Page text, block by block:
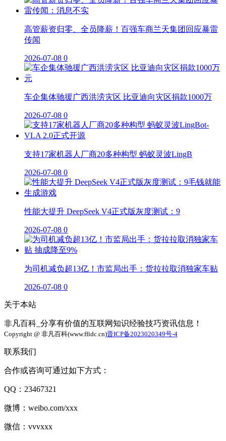
高管薪资归零、全员降薪！百强车商兰天集团回应暴雷
传闻
2026-07-08 0
车企集体驰援广西洪涝灾区 比亚迪向灾区捐款1000万
2026-07-08 0
支持17家机器人厂商20多种构型 蚂蚁灵波LingB
2026-07-08 0
性能大提升 DeepSeek V4正式版灰度测试：9
2026-07-08 0
为司机减负超13亿！市监局出手：货拉拉取消独家车贴
2026-07-08 0
关于本站
非凡百科_分享有价值的互联网知识经验技巧资讯信息！
Copyright @ 非凡百科(www.ffidc.cn)晋ICP备2023020349号-4
联系我们
合作或咨询可通过如下方式：
QQ：23467321
微博：weibo.com/xxx
微信：vvvxxx